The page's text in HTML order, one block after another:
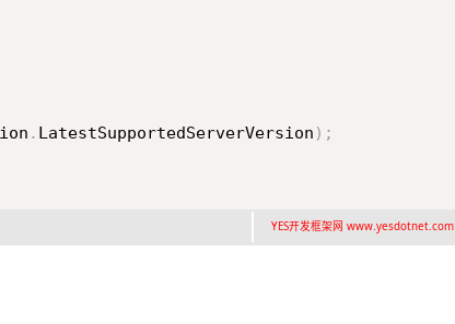
. LatestSupportedServerVersion ) ;
YES开发框架网 www.yesdotnet.com